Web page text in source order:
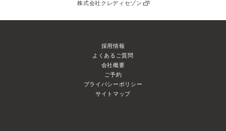
株式会社クレディセゾン
採用情報
よくあるご質問
会社概要
ご予約
プライバシーポリシー
サイトマップ